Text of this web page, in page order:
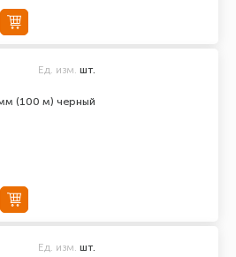
(100 м) черный
Ед. изм. шт.
Ед. изм. шт.